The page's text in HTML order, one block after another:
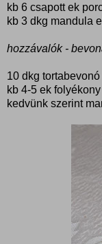
kb 6 csapott ek
kb 3 dkg mandula
hozzávalók -
10 dkg
kb 4-5 ek
kedvünk szerint